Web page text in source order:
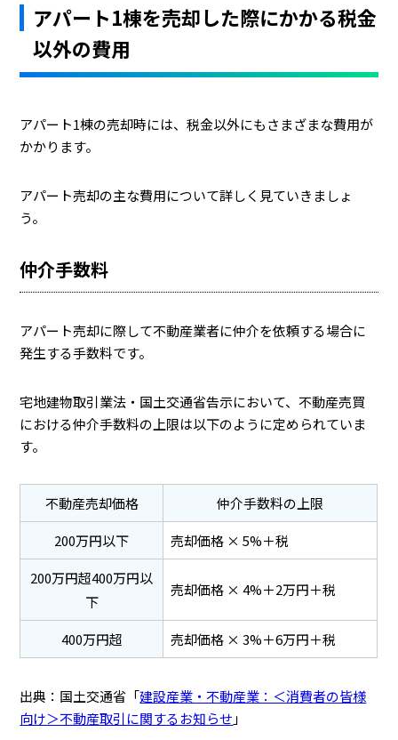
アパート1棟を売却した際にかかる税金
以外の費用
アパート1棟の売却時には、税金以外にもさまざまな費用が
かかります。
アパート売却の主な費用について詳しく見ていきましょ
う。
仲介手数料
アパート売却に際して不動産業者に仲介を依頼する場合に
発生する手数料です。
宅地建物取引業法・国土交通省告示において、不動産売買
における仲介手数料の上限は以下のように定められていま
す。
不動産売却価格
仲介手数料の上限
200万円以下
売却価格 × 5%＋税
200万円超400万円以
下
売却価格 × 4%＋2万円＋税
400万円超 売却価格 × 3%＋6万円＋税
出典：国土交通省「建設産業・不動産業：＜消費者の皆様
向け＞不動産取引に関するお知らせ 」